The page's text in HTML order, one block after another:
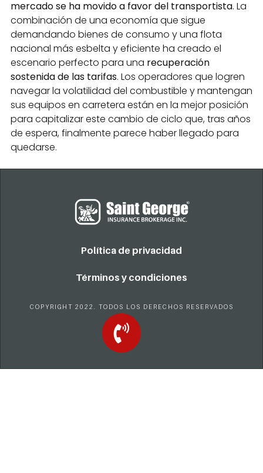
mercado se ha movido a favor del transportista. La
combinación de una economía que sigue
demandando bienes de consumo y una flota
nacional más esbelta y eficiente ha creado el
escenario perfecto para una recuperación
sostenida de las tarifas. Los operadores que logren
navegar la volatilidad del combustible y mantengan
sus equipos en carretera están en la mejor posición
para capitalizar este cambio de ciclo que, tras años
de espera, finalmente parece haber llegado para
quedarse.
Política de privacidad
Términos y condiciones
COPYRIGHT 2022. TODOS LOS DERECHOS RESERVADOS